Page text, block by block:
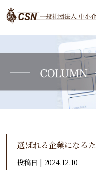
選ばれる企業になる
投稿日 | 2024.12.10